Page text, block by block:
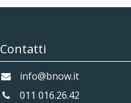
Contatti
info@bnow.it
011 016.26.42